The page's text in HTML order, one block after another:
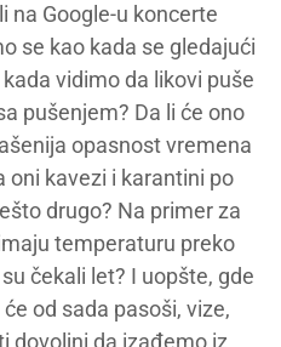
na Google-u koncerte
se kao kada se gledajući
vidimo da likovi puše
pušenjem? Da li će ono
opasnost vremena
oni kavezi i karantini po
drugo? Na primer za
temperaturu preko
čekali let? I uopšte, gde
od sada pasoši, vize,